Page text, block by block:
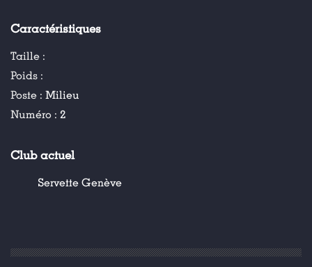
Caractéristiques
Taille :
Poids :
Poste : Milieu
Numéro : 2
Club actuel
Servette Genève